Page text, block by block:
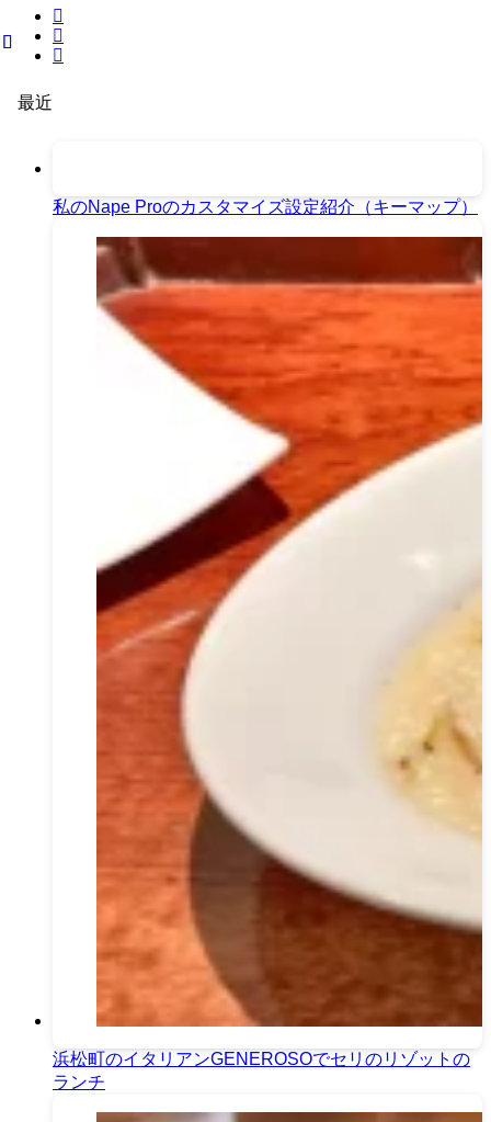
最近
私のNape Proのカスタマイズ設定紹介（キーマップ）
浜松町のイタリアンGENEROSOでセリのリゾットの
ランチ